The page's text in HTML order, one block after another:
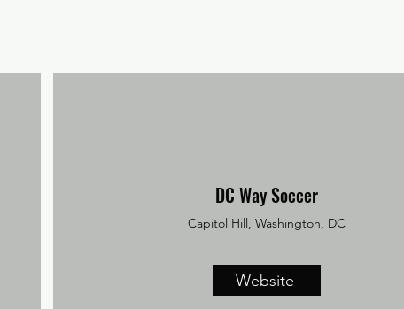
DC Way Soccer
Capitol Hill, Washington, DC
Website